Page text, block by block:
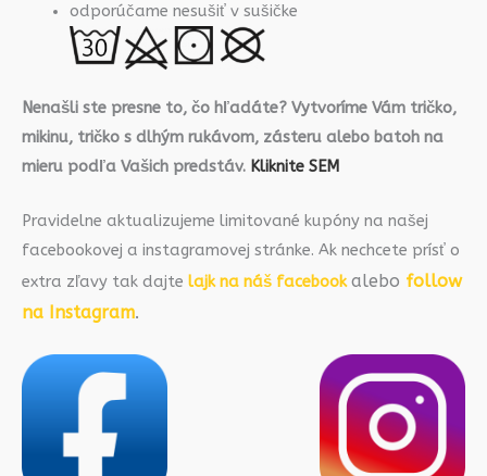
odporúčame nesušiť v sušičke
Nenašli ste presne to, čo hľadáte? Vytvoríme Vám tričko,
mikinu, tričko s dlhým rukávom, zásteru alebo batoh na
mieru podľa Vašich predstáv. Kliknite SEM
Pravidelne aktualizujeme limitované kupóny na našej
facebookovej a instagramovej stránke. Ak nechcete prísť o
extra zľavy tak dajte lajk na náš facebookalebo follow
na Instagram.